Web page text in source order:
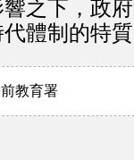
之下，政
體制的特質
教育署